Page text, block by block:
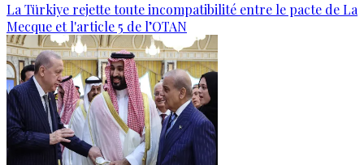
La Türkiye rejette toute incompatibilité entre le pacte de La
Mecque et l'article 5 de l’OTAN